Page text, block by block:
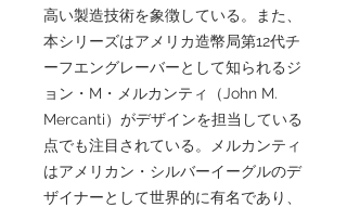
高い製造技術を象徴している。また、
本シリーズはアメリカ造幣局第12代チ
ーフエングレーバーとして知られるジ
ョン・M・メルカンティ（John M.
Mercanti）がデザインを担当している
点でも注目されている。メルカンティ
はアメリカン・シルバーイーグルのデ
ザイナーとして世界的に有名であり、